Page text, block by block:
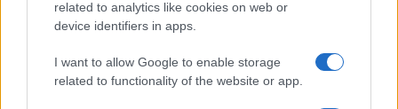
related to analytics like cookies on web or
device identifiers in apps.
I want to allow Google to enable storage
related to functionality of the website or app.